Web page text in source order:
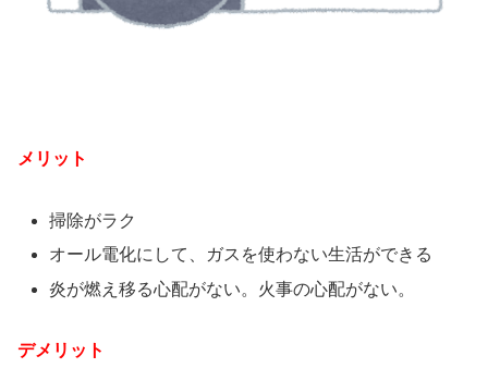
メリット
掃除がラク
オール電化にして、ガスを使わない生活ができる
炎が燃え移る心配がない。火事の心配がない。
デメリット